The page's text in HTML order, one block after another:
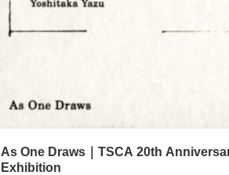
As One Draws｜TSCA 20th
Exhibition